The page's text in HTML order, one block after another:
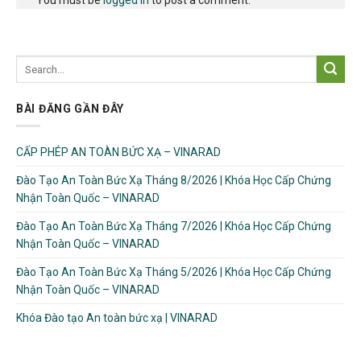
BÀI ĐĂNG GẦN ĐÂY
CẤP PHÉP AN TOÀN BỨC XẠ – VINARAD
Đào Tạo An Toàn Bức Xạ Tháng 8/2026 | Khóa Học Cấp Chứng
Nhận Toàn Quốc – VINARAD
Đào Tạo An Toàn Bức Xạ Tháng 7/2026 | Khóa Học Cấp Chứng
Nhận Toàn Quốc – VINARAD
Đào Tạo An Toàn Bức Xạ Tháng 5/2026 | Khóa Học Cấp Chứng
Nhận Toàn Quốc – VINARAD
Khóa Đào tạo An toàn bức xạ | VINARAD